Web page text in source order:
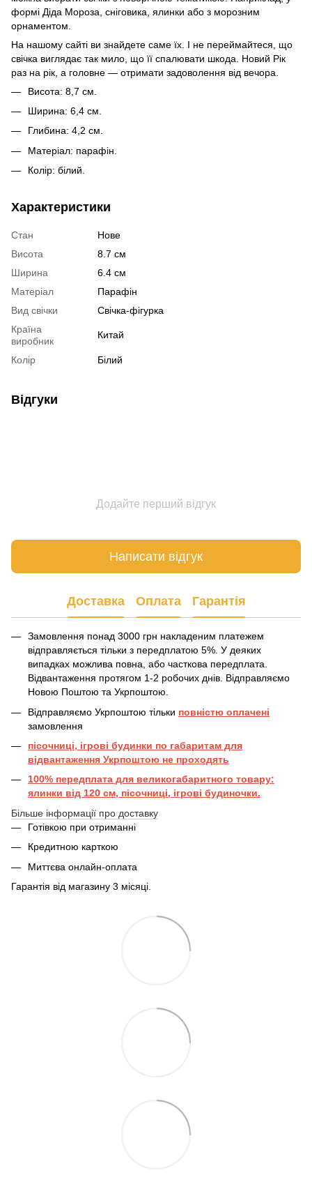
формі Діда Мороза, сніговика, ялинки або з морозним
орнаментом.
На нашому сайті ви знайдете саме їх. І не переймайтеся, що
свічка виглядає так мило, що її спалювати шкода. Новий Рік
раз на рік, а головне — отримати задоволення від вечора.
Висота: 8,7 см.
Ширина: 6,4 см.
Глибина: 4,2 см.
Матеріал: парафін.
Колір: білий.
Характеристики
Стан
Нове
Висота
8.7 см
Ширина
6.4 см
Матеріал
Парафін
Вид свічки
Свічка-фігурка
Країна
виробник
Китай
Колір Білий
Відгуки
Додайте перший відгук
Написати відгук
Доставка Оплата Гарантія
Замовлення понад 3000 грн накладеним платежем
відправляється тільки з передплатою 5%. У деяких
випадках можлива повна, або часткова передплата.
Відвантаження протягом 1-2 робочих днів. Відправляємо
Новою Поштою та Укрпоштою.
Відправляємо Укрпоштою тільки повністю оплачені
замовлення
пісочниці, ігрові будинки по габаритам для
відвантаження Укрпоштою не проходять
100% передплата для великогабаритного товару:
ялинки від 120 см, пісочниці, ігрові будиночки.
Більше інформації про доставку
Готівкою при отриманні
Кредитною карткою
Миттєва онлайн-оплата
Гарантія від магазину 3 місяці.